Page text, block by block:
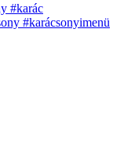
#karác